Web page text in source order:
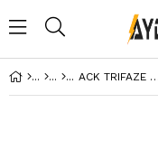
ACK TRIFAZE RAY SOKETI BEYAZ AY40-02100